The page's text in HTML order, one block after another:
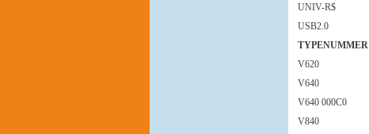
UNIV-R$
USB2.0
TYPENUMMER
V620
V640
V640 000C0
V840